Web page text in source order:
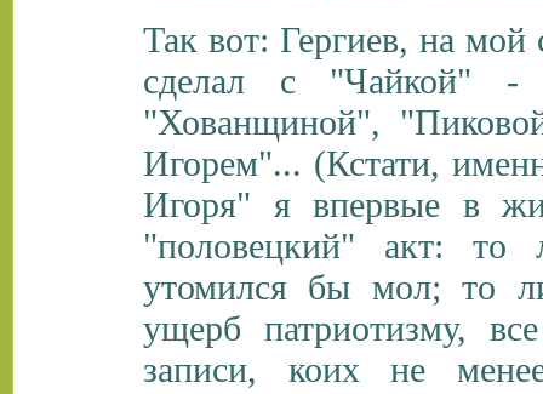
Так вот: Гергиев, на
сделал с "Чайкой"
"Хованщиной",
Игорем"... (Кстати,
Игоря" я впервые в
"половецкий" акт: то
утомился бы мол; то
ущерб патриотизму,
записи, коих не